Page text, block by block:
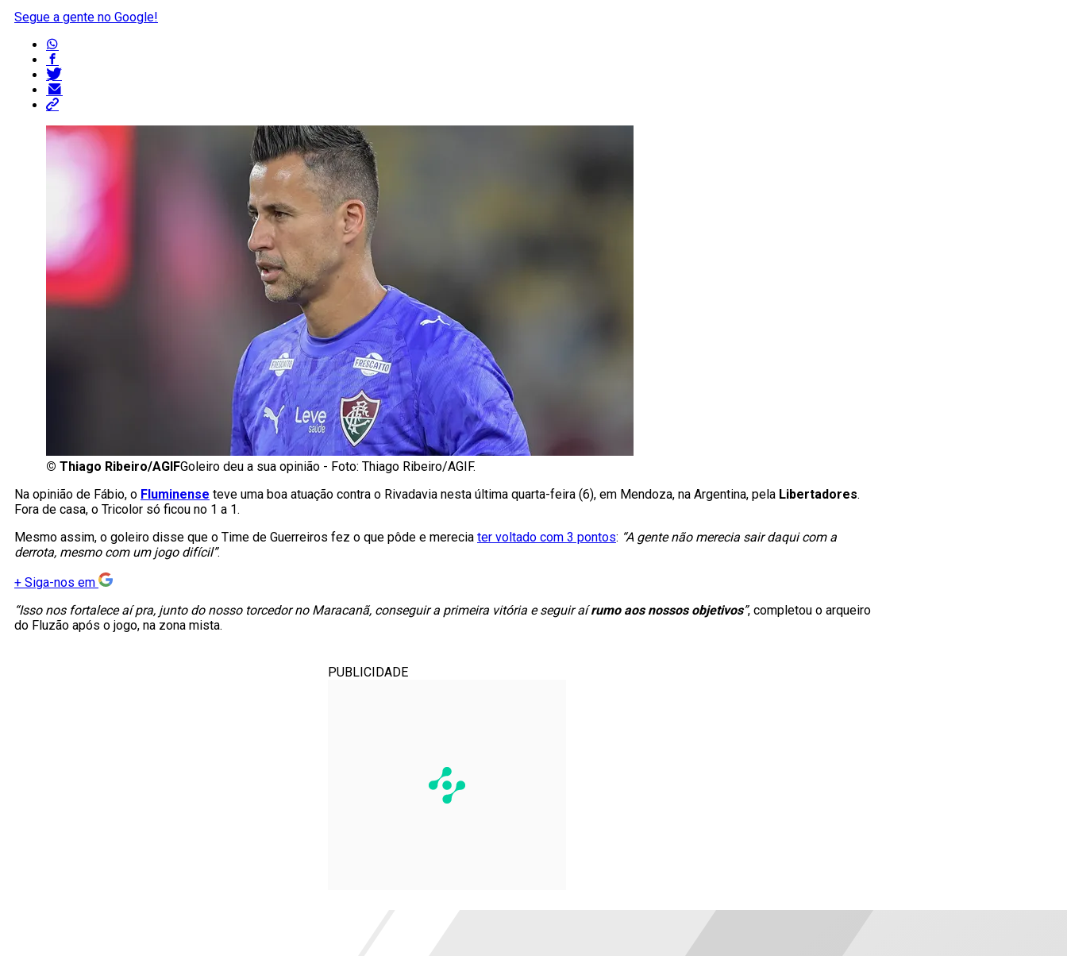
Segue a gente no Google!
© Thiago Ribeiro/AGIFGoleiro deu a sua opinião - Foto: Thiago Ribeiro/AGIF.
Na opinião de Fábio, o Fluminense teve uma boa atuação contra o Rivadavia nesta última quarta-feira (6), em Mendoza, na Argentina, pela Libertadores.
Fora de casa, o Tricolor só ficou no 1 a 1.
Mesmo assim, o goleiro disse que o Time de Guerreiros fez o que pôde e merecia ter voltado com 3 pontos: “A gente não merecia sair daqui com a
derrota, mesmo com um jogo difícil”.
+ Siga-nos em
“Isso nos fortalece aí pra, junto do nosso torcedor no Maracanã, conseguir a primeira vitória e seguir aírumo aos nossos objetivos”, completou o arqueiro
do Fluzão após o jogo, na zona mista.
PUBLICIDADE